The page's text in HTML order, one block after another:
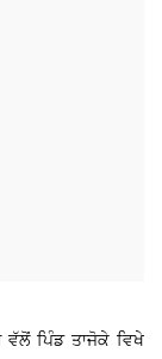
ਵੱਲੋਂ ਪਿੰਡ ਤਾਜੋਕੇ ਵਿਖੇ